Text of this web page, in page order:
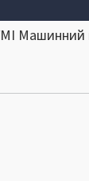
Машинний